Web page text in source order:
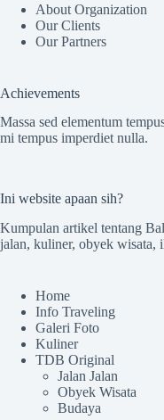
About Organization
Our Clients
Our Partners
Achievements
Massa sed elementum
mi tempus imperdiet nulla.
Ini website apaan sih?
Kumpulan artikel tentang
jalan, kuliner, obyek wisata,
Home
Info Traveling
Galeri Foto
Kuliner
TDB Original
Jalan Jalan
Obyek Wisata
Budaya